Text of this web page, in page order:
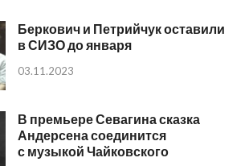
Беркович и Петрийчук оставили
в СИЗО до января
03.11.2023
В премьере Севагина сказка
Андерсена соединится
с музыкой Чайковского